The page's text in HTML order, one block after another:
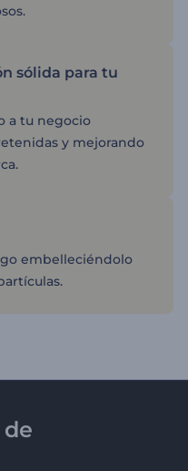
sólida para tu
a tu negocio
y mejorando
embelleciéndolo